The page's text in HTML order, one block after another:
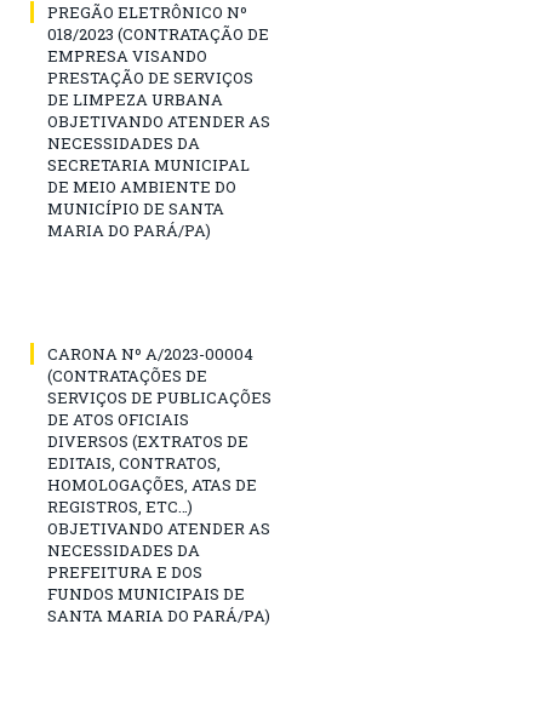
PREGÃO ELETRÔNICO Nº
018/2023 (CONTRATAÇÃO DE
EMPRESA VISANDO
PRESTAÇÃO DE SERVIÇOS
DE LIMPEZA URBANA
OBJETIVANDO ATENDER AS
NECESSIDADES DA
SECRETARIA MUNICIPAL
DE MEIO AMBIENTE DO
MUNICÍPIO DE SANTA
MARIA DO PARÁ/PA)
CARONA Nº A/2023-00004
(CONTRATAÇÕES DE
SERVIÇOS DE PUBLICAÇÕES
DE ATOS OFICIAIS
DIVERSOS (EXTRATOS DE
EDITAIS, CONTRATOS,
HOMOLOGAÇÕES, ATAS DE
REGISTROS, ETC…)
OBJETIVANDO ATENDER AS
NECESSIDADES DA
PREFEITURA E DOS
FUNDOS MUNICIPAIS DE
SANTA MARIA DO PARÁ/PA)